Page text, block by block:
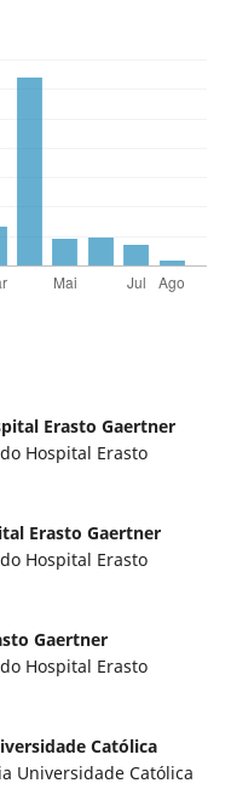
Erasto Gaertner
Hospital Erasto
Erasto Gaertner
Hospital Erasto
Gaertner
Hospital Erasto
Católica
Universidade Católica